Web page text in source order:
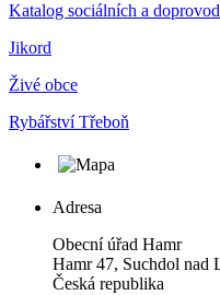
Katalog sociálních a
Jikord
Živé obce
Rybářství Třeboň
Adresa
Obecní úřad Hamr
Hamr 47, Suchdol nad
Česká republika